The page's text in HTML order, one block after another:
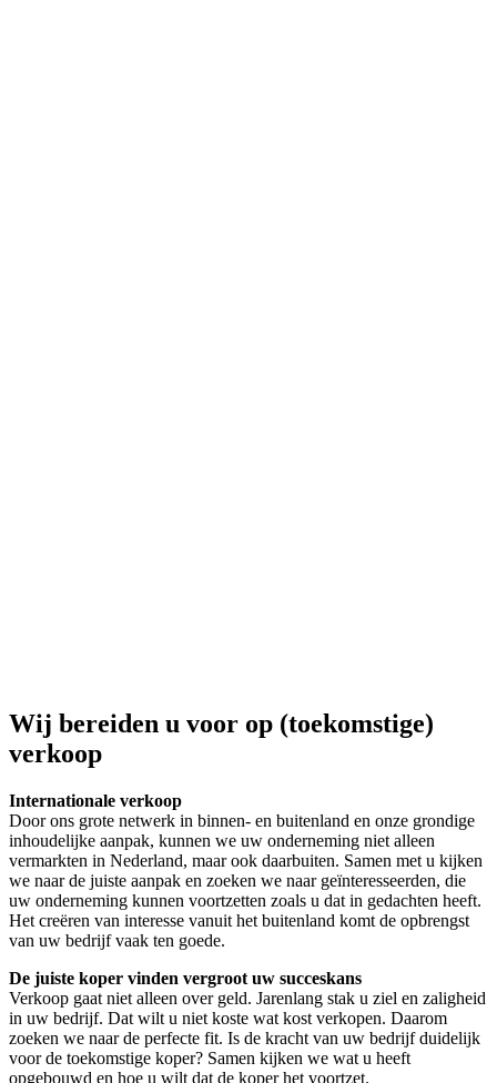
Wij bereiden u voor op (toekomstige)
verkoop
Internationale verkoop
Door ons grote netwerk in binnen- en buitenland en onze grondige
inhoudelijke aanpak, kunnen we uw onderneming niet alleen
vermarkten in Nederland, maar ook daarbuiten. Samen met u kijken
we naar de juiste aanpak en zoeken we naar geïnteresseerden, die
uw onderneming kunnen voortzetten zoals u dat in gedachten heeft.
Het creëren van interesse vanuit het buitenland komt de opbrengst
van uw bedrijf vaak ten goede.
De juiste koper vinden vergroot uw succeskans
Verkoop gaat niet alleen over geld. Jarenlang stak u ziel en zaligheid
in uw bedrijf. Dat wilt u niet koste wat kost verkopen. Daarom
zoeken we naar de perfecte fit. Is de kracht van uw bedrijf duidelijk
voor de toekomstige koper? Samen kijken we wat u heeft
opgebouwd en hoe u wilt dat de koper het voortzet.